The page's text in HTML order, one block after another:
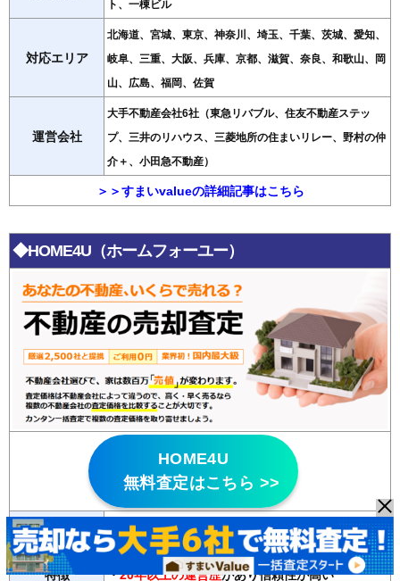
ト、一棟ビル
対応エリア
北海道、宮城、東京、神奈川、埼玉、千葉、茨城、愛知、
岐阜、三重、大阪、兵庫、京都、滋賀、奈良、和歌山、岡
山、広島、福岡、佐賀
運営会社
大手不動産会社6社（東急リバブル、住友不動産ステッ
プ、三井のリハウス、三菱地所の住まいリレー、野村の仲
介＋、小田急不動産）
＞＞すまいvalueの詳細記事はこちら
◆HOME4U（ホームフォーユー）
HOME4U
無料査定はこちら >>
特徴
・悪質な不動産会社はパトロールにより排除して
いる
・20年以上の運営歴があり信頼性が高い